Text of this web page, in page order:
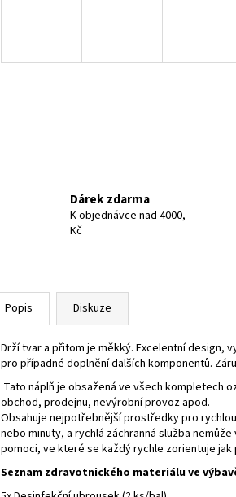
Dárek zdarma
K objednávce nad 4000,-
Kč
Popis Diskuze
Drží tvar a přitom je měkký. Excelentní design,
pro případné doplnění dalších komponentů.
Tato náplň je obsažená ve všech kompletech
obchod, prodejnu, nevýrobní provoz apod.
Obsahuje nejpotřebnější prostředky pro
nebo minuty, a rychlá záchranná služba
pomoci, ve které se každý rychle zorientuje
Seznam zdravotnického materiálu ve výbavě